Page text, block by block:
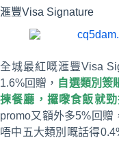
滙豐Visa Signature
全城最紅嘅滙豐Visa
1.6%回贈， 自選類別簽
揀餐廳，攞嚟食飯就勁
promo又額外多5%回贈
唔中五大類別嘅話得